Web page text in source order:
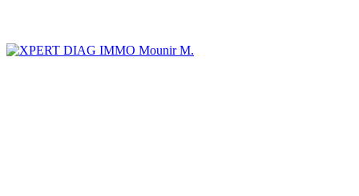
Mounir M.